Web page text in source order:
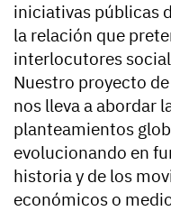
iniciativas públicas
la relación que
interlocutores
Nuestro proyecto
nos lleva a abordar
planteamientos
evolucionando en
historia y de los
económicos o